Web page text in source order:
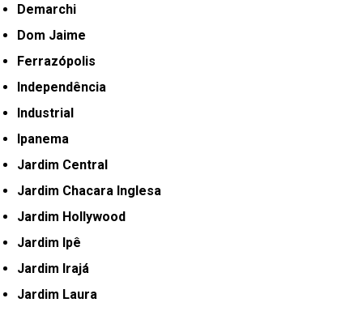
Demarchi
Dom Jaime
Ferrazópolis
Independência
Industrial
Ipanema
Jardim Central
Jardim Chacara Inglesa
Jardim Hollywood
Jardim Ipê
Jardim Irajá
Jardim Laura